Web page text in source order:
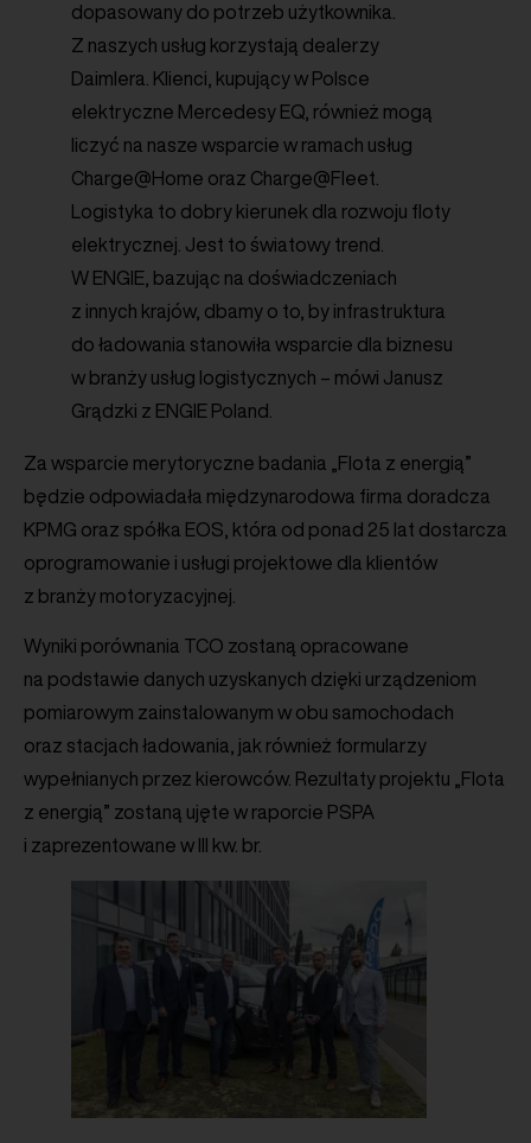
dopasowany do potrzeb użytkownika.
Z naszych usług korzystają dealerzy
Daimlera. Klienci, kupujący w Polsce
elektryczne Mercedesy EQ, również mogą
liczyć na nasze wsparcie w ramach usług
Charge@Home oraz Charge@Fleet.
Logistyka to dobry kierunek dla rozwoju floty
elektrycznej. Jest to światowy trend.
W ENGIE, bazując na doświadczeniach
z innych krajów, dbamy o to, by infrastruktura
do ładowania stanowiła wsparcie dla biznesu
w branży usług logistycznych – mówi Janusz
Grądzki z ENGIE Poland.
Za wsparcie merytoryczne badania „Flota z energią”
będzie odpowiadała międzynarodowa firma doradcza
KPMG oraz spółka EOS, która od ponad 25 lat dostarcza
oprogramowanie i usługi projektowe dla klientów
z branży motoryzacyjnej.
Wyniki porównania TCO zostaną opracowane
na podstawie danych uzyskanych dzięki urządzeniom
pomiarowym zainstalowanym w obu samochodach
oraz stacjach ładowania, jak również formularzy
wypełnianych przez kierowców. Rezultaty projektu „Flota
z energią” zostaną ujęte w raporcie PSPA
i zaprezentowane w III kw. br.